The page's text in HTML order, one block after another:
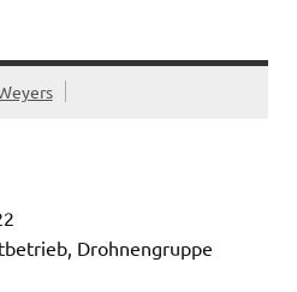
Drohnengruppe